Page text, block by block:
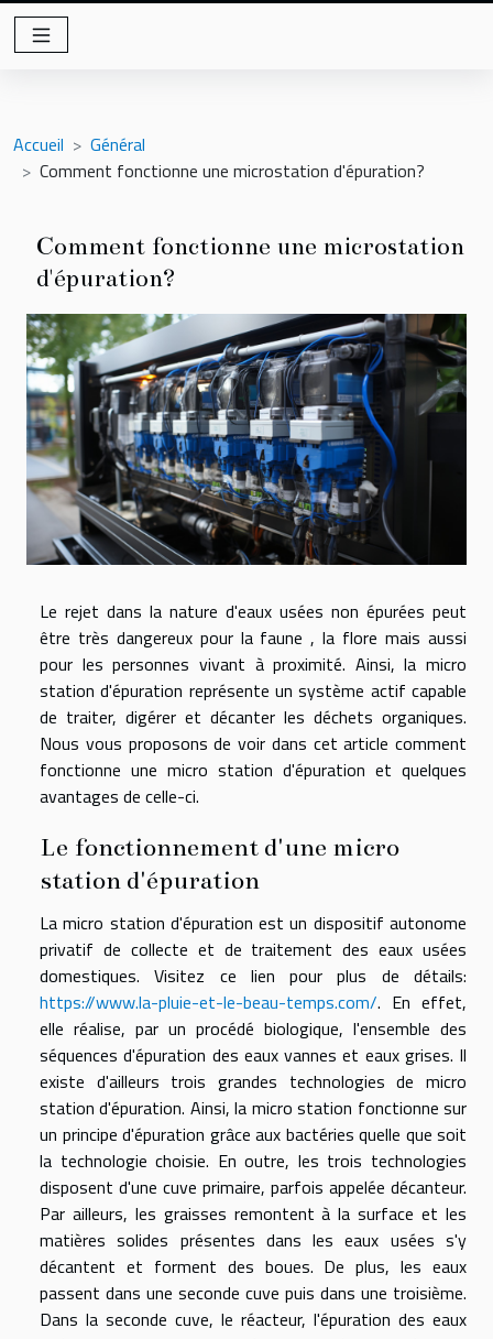
Accueil
Général
Comment fonctionne une microstation d'épuration?
Comment fonctionne une microstation
d'épuration?
Le rejet dans la nature d'eaux usées non épurées peut
être très dangereux pour la faune , la flore mais aussi
pour les personnes vivant à proximité. Ainsi, la micro
station d'épuration représente un système actif capable
de traiter, digérer et décanter les déchets organiques.
Nous vous proposons de voir dans cet article comment
fonctionne une micro station d'épuration et quelques
avantages de celle-ci.
Le fonctionnement d'une micro
station d'épuration
La micro station d'épuration est un dispositif autonome
privatif de collecte et de traitement des eaux usées
domestiques. Visitez ce lien pour plus de détails:
https://www.la-pluie-et-le-beau-temps.com/. En effet,
elle réalise, par un procédé biologique, l'ensemble des
séquences d'épuration des eaux vannes et eaux grises. Il
existe d'ailleurs trois grandes technologies de micro
station d'épuration. Ainsi, la micro station fonctionne sur
un principe d'épuration grâce aux bactéries quelle que soit
la technologie choisie. En outre, les trois technologies
disposent d'une cuve primaire, parfois appelée décanteur.
Par ailleurs, les graisses remontent à la surface et les
matières solides présentes dans les eaux usées s'y
décantent et forment des boues. De plus, les eaux
passent dans une seconde cuve puis dans une troisième.
Dans la seconde cuve, le réacteur, l'épuration des eaux